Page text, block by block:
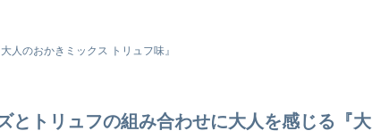
のおかきミックス トリュフ味』
トリュフの組み合わせに大人を感じる『大